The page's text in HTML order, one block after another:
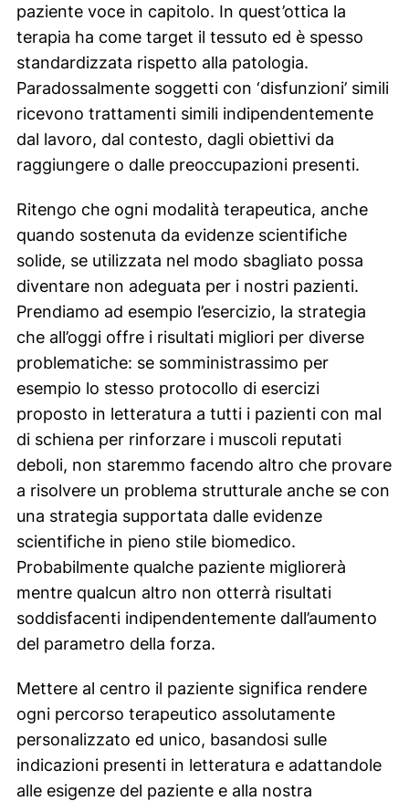
paziente voce in capitolo. In quest’ottica la
terapia ha come target il tessuto ed è spesso
standardizzata rispetto alla patologia.
Paradossalmente soggetti con ‘disfunzioni’ simili
ricevono trattamenti simili indipendentemente
dal lavoro, dal contesto, dagli obiettivi da
raggiungere o dalle preoccupazioni presenti.
Ritengo che ogni modalità terapeutica, anche
quando sostenuta da evidenze scientifiche
solide, se utilizzata nel modo sbagliato possa
diventare non adeguata per i nostri pazienti.
Prendiamo ad esempio l’esercizio, la strategia
che all’oggi offre i risultati migliori per diverse
problematiche: se somministrassimo per
esempio lo stesso protocollo di esercizi
proposto in letteratura a tutti i pazienti con mal
di schiena per rinforzare i muscoli reputati
deboli, non staremmo facendo altro che provare
a risolvere un problema strutturale anche se con
una strategia supportata dalle evidenze
scientifiche in pieno stile biomedico.
Probabilmente qualche paziente migliorerà
mentre qualcun altro non otterrà risultati
soddisfacenti indipendentemente dall’aumento
del parametro della forza.
Mettere al centro il paziente significa rendere
ogni percorso terapeutico assolutamente
personalizzato ed unico, basandosi sulle
indicazioni presenti in letteratura e adattandole
alle esigenze del paziente e alla nostra